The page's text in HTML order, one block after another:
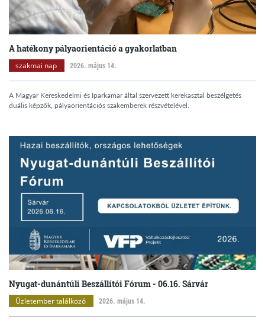
A hatékony pályaorientáció a gyakorlatban
szakmai nap 2026. május 14.
A Magyar Kereskedelmi és Iparkamar által szervezett kerekasztal beszélgetés
duális képzők, pályaorientációs szakemberek részvételével.
Nyugat-dunántúli Beszállítói Fórum - 06.16. Sárvár
Üzletember találkozó 2026. május 14.